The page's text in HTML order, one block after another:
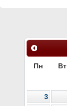
Пн Вт
3